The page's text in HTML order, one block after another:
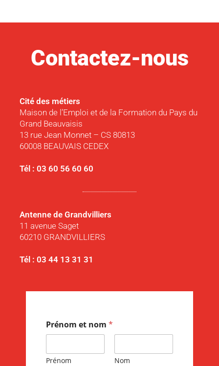
Contactez-nous
Cité des métiers
Maison de l’Emploi et de la Formation du Pays du
Grand Beauvaisis
13 rue Jean Monnet – CS 80813
60008 BEAUVAIS CEDEX
Tél : 03 60 56 60 60
Antenne de Grandvilliers
11 avenue Saget
60210 GRANDVILLIERS
Tél : 03 44 13 31 31
Prénom et nom *
Prénom Nom